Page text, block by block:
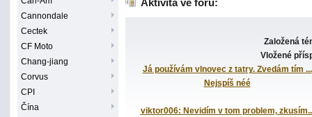
Cannondale
Cectek
CF Moto
Chang-jiang
Corvus
CPI
Čína
Aktivita ve fóru:
Založená
Vložené
Já používám vlnovec z tatry. Zvedám tím ...
Nejspíš néé
viktor006: Nevidím v tom problem,